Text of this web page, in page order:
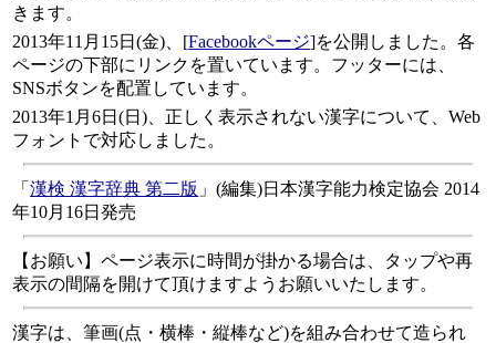
きます。
2013年11月15日(金)、[Facebookページ]を公開しました。各
ページの下部にリンクを置いています。フッターには、
SNSボタンを配置しています。
2013年1月6日(日)、正しく表示されない漢字について、Web
フォントで対応しました。
「漢検 漢字辞典 第二版 」(編集)日本漢字能力検定協会 2014
年10月16日発売
【お願い】ページ表示に時間が掛かる場合は、タップや再
表示の間隔を開けて頂けますようお願いいたします。
漢字は、筆画(点・横棒・縦棒など)を組み合わせて造られ